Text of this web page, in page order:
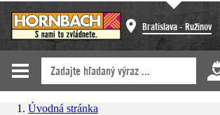
Bratislava - Ružinov
Úvodná stránka